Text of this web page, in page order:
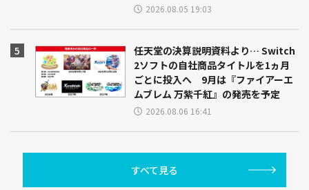
2026.08.05 19:03
任天堂の決算説明資料より… Switch
2ソフトの自社商品タイトルを1ヵ月
ごとに投入へ 9月は『ファイアーエ
ムブレム 万紫千紅』の発売を予定
2026.08.06 16:41
すべて見る